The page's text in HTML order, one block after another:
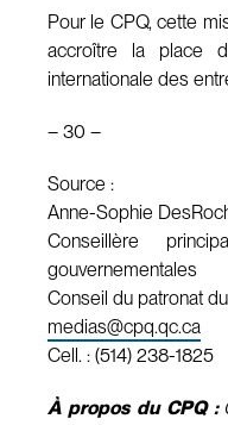
Pour le CPQ, cette
accroître la place
internationale des
– 30 –
Source :
Anne-Sophie
Conseillère
gouvernementales
Conseil du patronat
medias@cpq.qc.ca
Cell. : (514) 238-1825
À propos du CPQ :